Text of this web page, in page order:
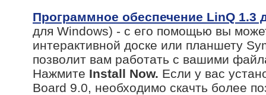
Программное обеспечение LinQ 1.3
для Windows) - с его помощью вы
интерактивной доске или планшету
позволит вам работать с вашими
Нажмите Install Now. Если у вас
Board 9.0, необходимо скачть более